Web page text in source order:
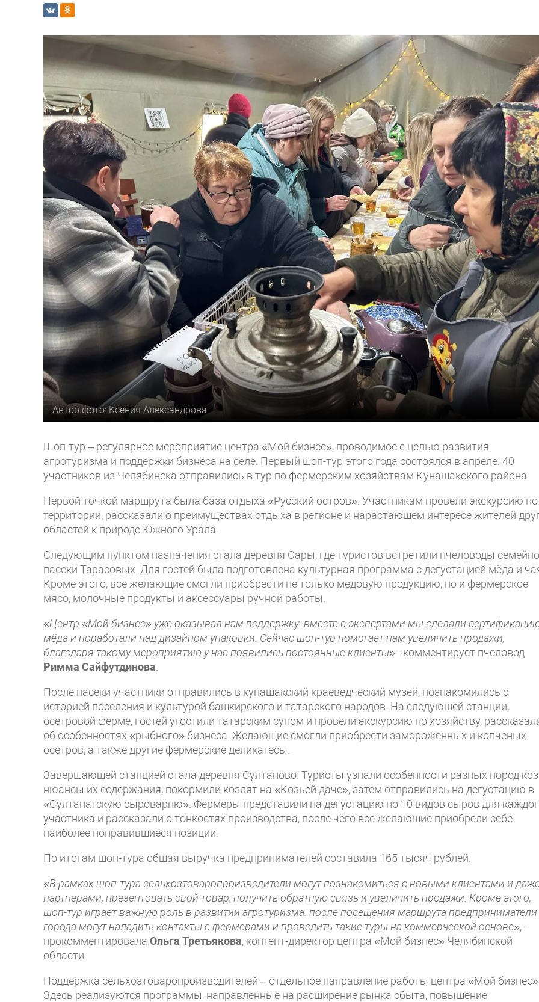
Автор фото: Ксения Александрова
Шоп-тур – регулярное мероприятие центра «Мой бизнес», проводимое с целью развития
агротуризма и поддержки бизнеса на селе. Первый шоп-тур этого года состоялся в апреле: 40
участников из Челябинска отправились в тур по фермерским хозяйствам Кунашакского района.
Первой точкой маршрута была база отдыха «Русский остров». Участникам провели экскурсию по
территории, рассказали о преимуществах отдыха в регионе и нарастающем интересе жителей
областей к природе Южного Урала.
Следующим пунктом назначения стала деревня Сары, где туристов встретили пчеловоды
пасеки Тарасовых. Для гостей была подготовлена культурная программа с дегустацией мёда и
Кроме этого, все желающие смогли приобрести не только медовую продукцию, но и фермерское
мясо, молочные продукты и аксессуары ручной работы.
«Центр «Мой бизнес» уже оказывал нам поддержку: вместе с экспертами мы сделали
мёда и поработали над дизайном упаковки. Сейчас шоп-тур помогает нам увеличить продажи,
благодаря такому мероприятию у нас появились постоянные клиенты» - комментирует пчеловод
Римма Сайфутдинова
После пасеки участники отправились в кунашакский краеведческий музей, познакомились с
историей поселения и культурой башкирского и татарского народов. На следующей станции,
осетровой ферме, гостей угостили татарским супом и провели экскурсию по хозяйству,
об особенностях «рыбного» бизнеса. Желающие смогли приобрести замороженных и копченых
осетров, а также другие фермерские деликатесы.
Завершающей станцией стала деревня Султаново. Туристы узнали особенности разных пород
нюансы их содержания, покормили козлят на «Козьей даче», затем отправились на дегустацию в
«Султанатскую сыроварню». Фермеры представили на дегустацию по 10 видов сыров для
участника и рассказали о тонкостях производства, после чего все желающие приобрели себе
наиболее понравившиеся позиции.
По итогам шоп-тура общая выручка предпринимателей составила 165 тысяч рублей.
«В рамках шоп-тура сельхозтоваропроизводители могут познакомиться с новыми клиентами и
партнерами, презентовать свой товар, получить обратную связь и увеличить продажи. Кроме этого,
шоп-тур играет важную роль в развитии агротуризма: после посещения маршрута предприниматели
города могут наладить контакты с фермерами и проводить такие туры на коммерческой основе», -
прокомментировала Ольга Третьякова, контент-директор центра «Мой бизнес» Челябинской
области.
Поддержка сельхозтоваропроизводителей – отдельное направление работы центра «Мой
Здесь реализуются программы, направленные на расширение рынка сбыта, повышение